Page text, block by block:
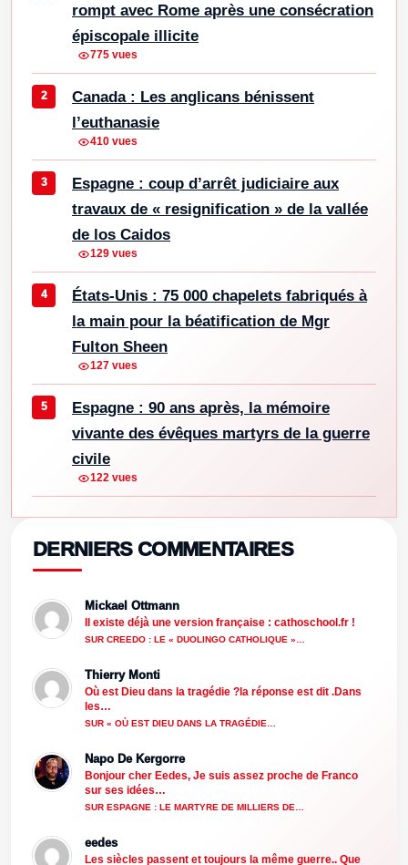
rompt avec Rome après une consécration
épiscopale illicite
775 vues
Canada : Les anglicans bénissent
l’euthanasie
410 vues
Espagne : coup d’arrêt judiciaire aux
travaux de « resignification » de la vallée
de los Caidos
129 vues
États-Unis : 75 000 chapelets fabriqués à
la main pour la béatification de Mgr
Fulton Sheen
127 vues
Espagne : 90 ans après, la mémoire
vivante des évêques martyrs de la guerre
civile
122 vues
DERNIERS COMMENTAIRES
Mickael Ottmann
Il existe déjà une version française : cathoschool.fr !
SUR CREEDO : LE « DUOLINGO CATHOLIQUE »…
Thierry Monti
Où est Dieu dans la tragédie ?la réponse est dit .Dans
les…
SUR « OÙ EST DIEU DANS LA TRAGÉDIE…
Napo De Kergorre
Bonjour cher Eedes, Je suis assez proche de Franco
sur ses idées…
SUR ESPAGNE : LE MARTYRE DE MILLIERS DE…
eedes
Les siècles passent et toujours la même guerre.. Que